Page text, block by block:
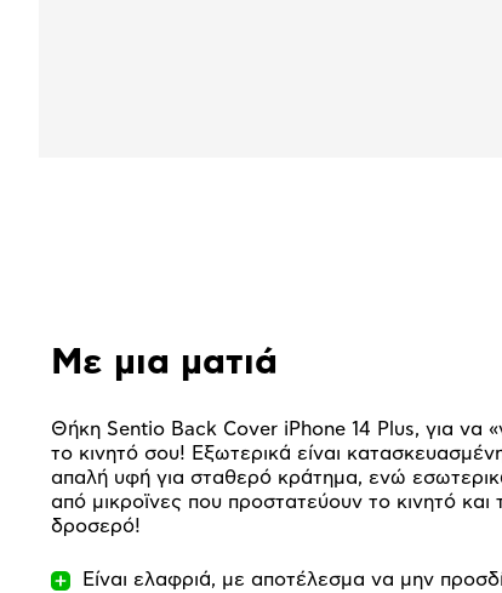
Με μια ματιά
Θήκη Sentio Back Cover iPhone 14 Plus, για να
το κινητό σου! Εξωτερικά είναι
απαλή υφή για σταθερό κράτημα, ενώ
από μικροϊνες που προστατεύουν το κινητό και
δροσερό!
Είναι ελαφριά, με αποτέλεσμα να μην